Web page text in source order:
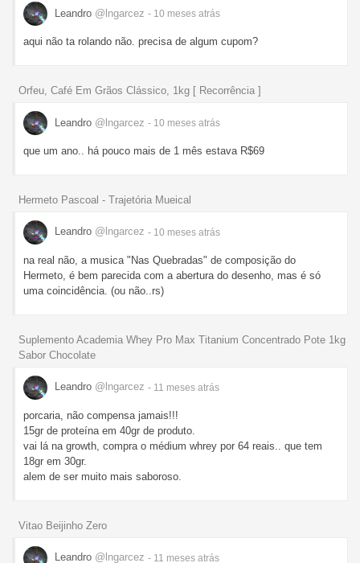
Leandro @lngarcez - 10 meses atrás
aqui não ta rolando não. precisa de algum cupom?
Orfeu, Café Em Grãos Clássico, 1kg [ Recorrência ]
Leandro @lngarcez - 10 meses atrás
que um ano.. há pouco mais de 1 mês estava R$69
Hermeto Pascoal - Trajetória Mueical
Leandro @lngarcez - 10 meses atrás
na real não, a musica "Nas Quebradas" de composição do
Hermeto, é bem parecida com a abertura do desenho, mas é só
uma coincidência. (ou não..rs)
Suplemento Academia Whey Pro Max Titanium Concentrado Pote 1kg
Sabor Chocolate
Leandro @lngarcez - 11 meses atrás
porcaria, não compensa jamais!!!
15gr de proteína em 40gr de produto.
vai lá na growth, compra o médium whrey por 64 reais.. que tem
18gr em 30gr.
alem de ser muito mais saboroso.
Vitao Beijinho Zero
Leandro @lngarcez - 11 meses atrás